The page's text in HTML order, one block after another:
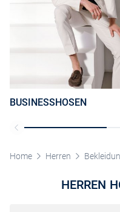
BUSINESSHOSEN
Home Herren
HERREN